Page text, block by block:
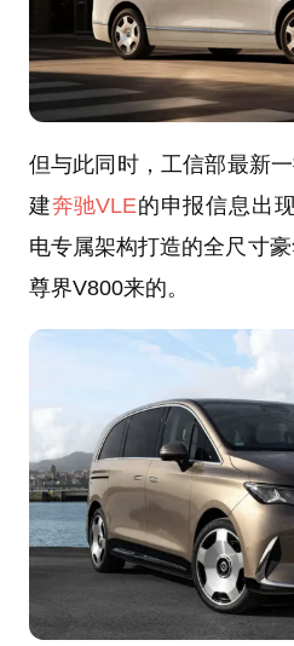
但与此同时，工信部最新
建奔驰VLE的申报信息出
电专属架构打造的全尺寸
尊界V800来的。